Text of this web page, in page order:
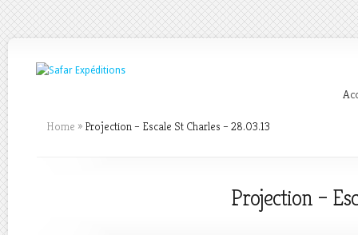
Home » Projection – Escale St Charles – 28.03.13
Projection –